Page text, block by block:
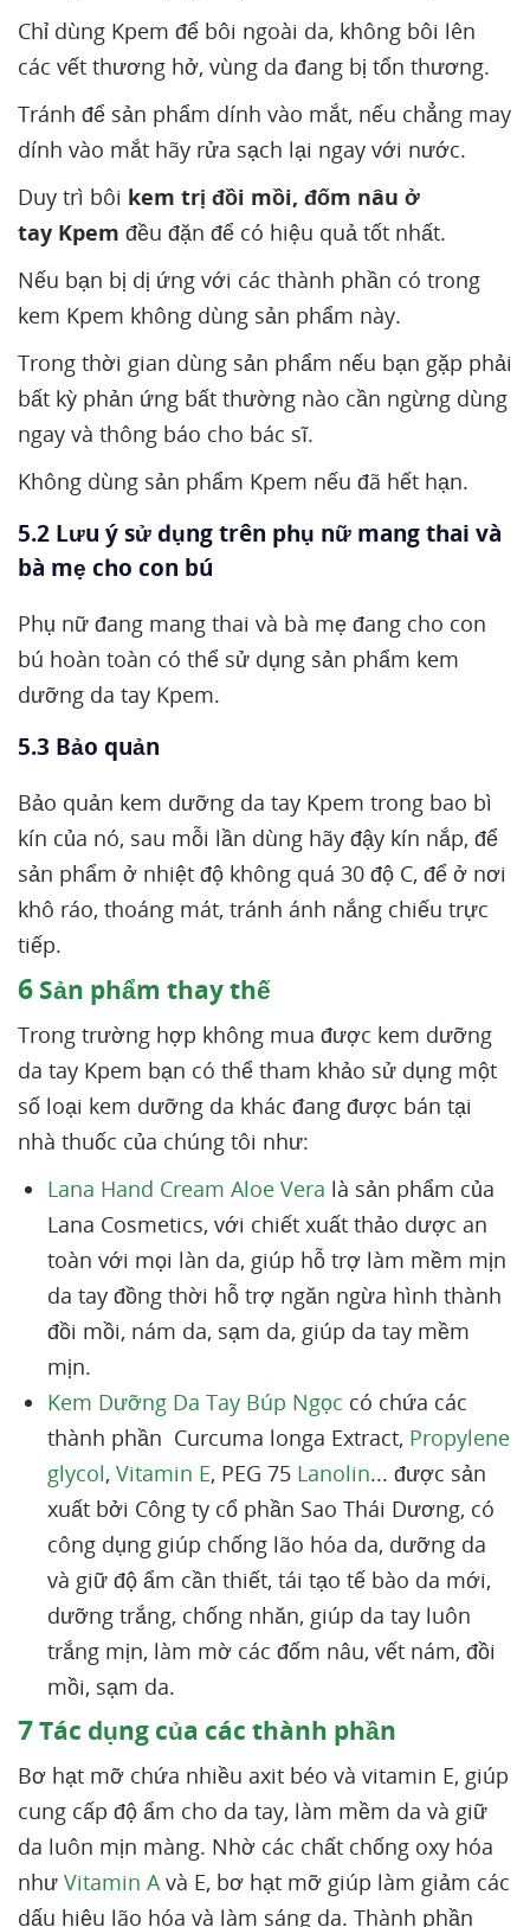
Chỉ dùng Kpem để bôi ngoài da, không bôi lên
các vết thương hở, vùng da đang bị tổn thương.
Tránh để sản phẩm dính vào mắt, nếu chẳng may
dính vào mắt hãy rửa sạch lại ngay với nước.
Duy trì bôi kem trị đồi mồi, đốm nâu ở
tay Kpem đều đặn để có hiệu quả tốt nhất.
Nếu bạn bị dị ứng với các thành phần có trong
kem Kpem không dùng sản phẩm này.
Trong thời gian dùng sản phẩm nếu bạn gặp phải
bất kỳ phản ứng bất thường nào cần ngừng dùng
ngay và thông báo cho bác sĩ.
Không dùng sản phẩm Kpem nếu đã hết hạn.
5.2 Lưu ý sử dụng trên phụ nữ mang thai và
bà mẹ cho con bú
Phụ nữ đang mang thai và bà mẹ đang cho con
bú hoàn toàn có thể sử dụng sản phẩm kem
dưỡng da tay Kpem.
5.3 Bảo quản
Bảo quản kem dưỡng da tay Kpem trong bao bì
kín của nó, sau mỗi lần dùng hãy đậy kín nắp, để
sản phẩm ở nhiệt độ không quá 30 độ C, để ở nơi
khô ráo, thoáng mát, tránh ánh nắng chiếu trực
tiếp.
6 Sản phẩm thay thế
Trong trường hợp không mua được kem dưỡng
da tay Kpem bạn có thể tham khảo sử dụng một
số loại kem dưỡng da khác đang được bán tại
nhà thuốc của chúng tôi như:
Lana Hand Cream Aloe Vera là sản phẩm của
Lana Cosmetics, với chiết xuất thảo dược an
toàn với mọi làn da, giúp hỗ trợ làm mềm mịn
da tay đồng thời hỗ trợ ngăn ngừa hình thành
đồi mồi, nám da, sạm da, giúp da tay mềm
mịn.
Kem Dưỡng Da Tay Búp Ngọc có chứa các
thành phần Curcuma longa Extract, Propylene
glycol, Vitamin E, PEG 75 Lanolin... được sản
xuất bởi Công ty cổ phần Sao Thái Dương, có
công dụng giúp chống lão hóa da, dưỡng da
và giữ độ ẩm cần thiết, tái tạo tế bào da mới,
dưỡng trắng, chống nhăn, giúp da tay luôn
trắng mịn, làm mờ các đốm nâu, vết nám, đồi
mồi, sạm da.
7Tác dụng của các thành phần
Bơ hạt mỡ chứa nhiều axit béo và vitamin E, giúp
cung cấp độ ẩm cho da tay, làm mềm da và giữ
da luôn mịn màng. Nhờ các chất chống oxy hóa
như Vitamin Avà E, bơ hạt mỡ giúp làm giảm các
dấu hiệu lão hóa và làm sáng da. Thành phần